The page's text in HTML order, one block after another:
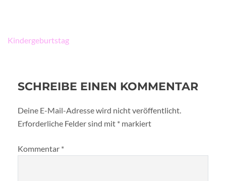
Beitragsnavigation
Kindergeburtstag
SCHREIBE EINEN KOMMENTAR
Deine E-Mail-Adresse wird nicht veröffentlicht.
Erforderliche Felder sind mit * markiert
Kommentar *